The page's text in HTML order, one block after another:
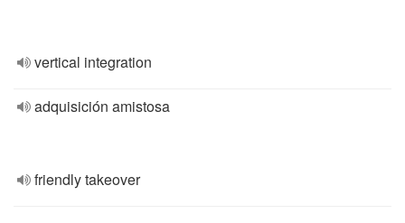
vertical integration
adquisición amistosa
friendly takeover